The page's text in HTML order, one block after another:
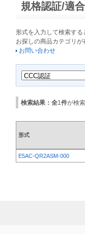
規格認証/適
形式を入力して検索する
お探しの商品カテゴリ
お問い合わせ
検索結果：全1 件が検
形式
E5AC-QR2ASM-000